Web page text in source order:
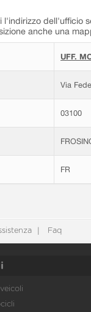
l'indirizzo dell'ufficio
anche una
UFF.
Via
03100
FR
Faq